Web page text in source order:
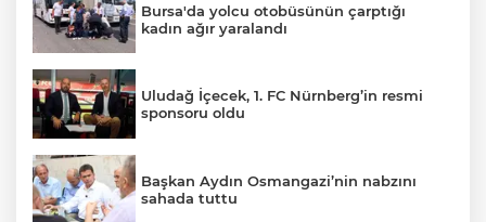
Bursa'da yolcu otobüsünün çarptığı
kadın ağır yaralandı
Uludağ İçecek, 1. FC Nürnberg’in resmi
sponsoru oldu
Başkan Aydın Osmangazi’nin nabzını
sahada tuttu